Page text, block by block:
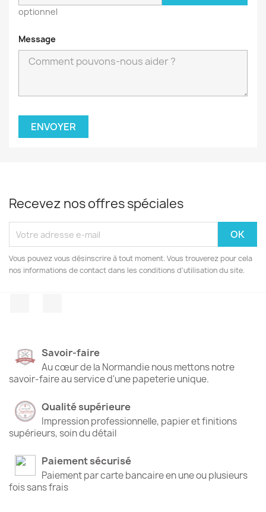
optionnel
Message
Recevez nos offres spéciales
Vous pouvez vous désinscrire à tout moment. Vous trouverez pour cela
nos informations de contact dans les conditions d'utilisation du site.
Savoir-faire
Au cœur de la Normandie nous mettons notre
savoir-faire au service d'une papeterie unique.
Qualité supérieure
Impression professionnelle, papier et finitions
supérieurs, soin du détail
Paiement sécurisé
Paiement par carte bancaire en une ou plusieurs
fois sans frais